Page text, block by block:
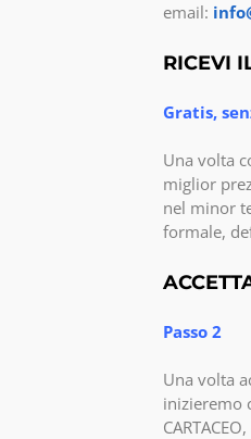
email:
RICEVI
Gratis,
Una volta
miglior
nel minor
formale,
Passo 2
Una volta
inizieremo